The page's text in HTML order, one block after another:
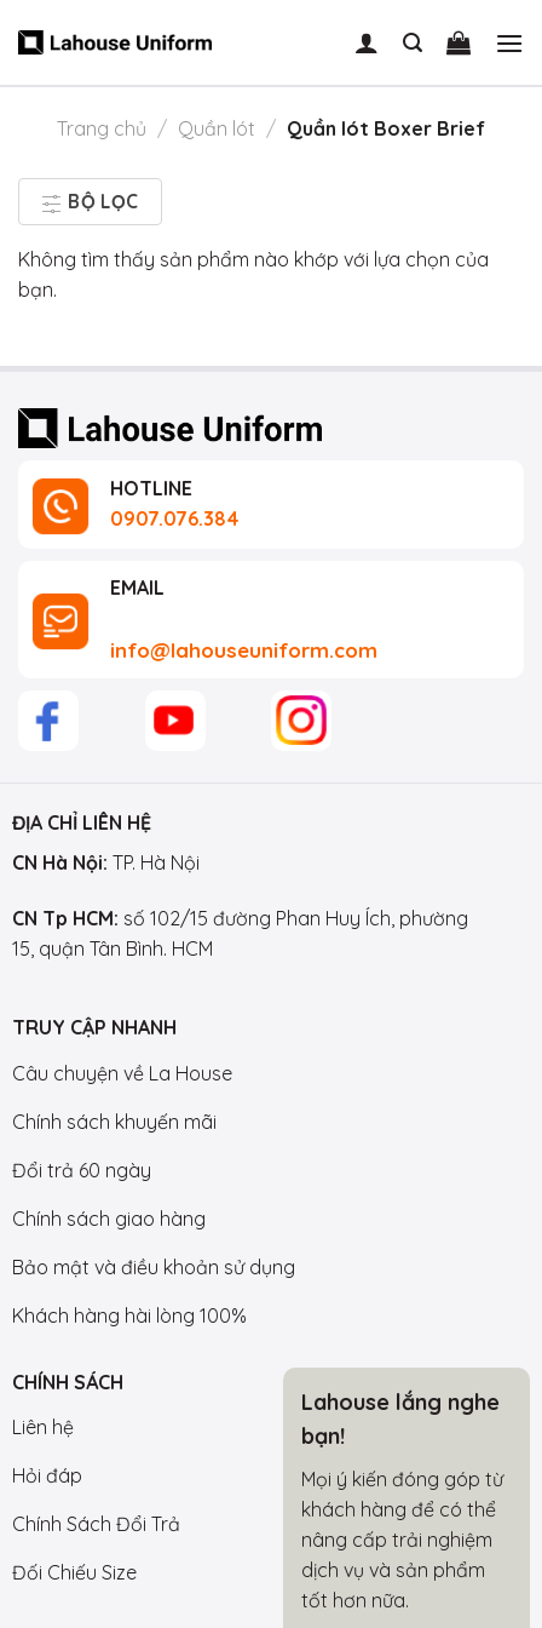
Trang chủ / Quần lót / Quần lót Boxer Brief
BỘ LỌC
Không tìm thấy sản phẩm nào khớp với lựa chọn của
bạn.
HOTLINE
0907.076.384
EMAIL
info@lahouseuniform.com
ĐỊA CHỈ LIÊN HỆ
CN Hà Nội: TP. Hà Nội
CN Tp HCM: số 102/15 đường Phan Huy Ích, phường
15, quận Tân Bình. HCM
TRUY CẬP NHANH
Câu chuyện về La House
Chính sách khuyến mãi
Đổi trả 60 ngày
Chính sách giao hàng
Bảo mật và điều khoản sử dụng
Khách hàng hài lòng 100%
CHÍNH SÁCH
Liên hệ
Hỏi đáp
Chính Sách Đổi Trả
Đối Chiếu Size
Lahouse lắng nghe
bạn!
Mọi ý kiến đóng góp từ
khách hàng để có thể
nâng cấp trải nghiệm
dịch vụ và sản phẩm
tốt hơn nữa.